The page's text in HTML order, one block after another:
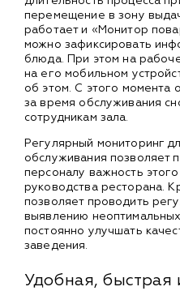
перемещение в зону
работает и «Монитор
можно зафиксировать
блюда. При этом на
на его мобильном
об этом. С этого момента
за время обслуживания
сотрудникам зала.
Регулярный мониторинг
обслуживания позволяет
персоналу важность
руководства ресторана.
позволяет проводить
выявлению
постоянно улучшать
заведения.
Удобная, быстрая